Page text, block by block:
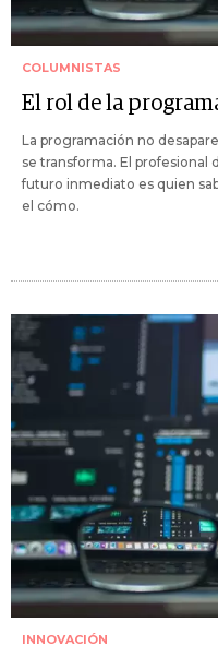
COLUMNISTAS
El rol de la
La programación no
se transforma. El profesional
futuro inmediato es quien
el cómo.
INNOVACIÓN